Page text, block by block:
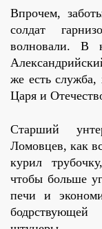
Впрочем,
солдат
волновали. В
же есть
Царя и
Старший
Ломовцев, как
курил
чтобы больше
печи и